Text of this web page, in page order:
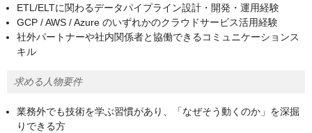
ETL/ELTに関わるデータパイプライン設計・開発・運用経験
GCP / AWS / Azure のいずれかのクラウドサービス活用経験
社外パートナーや社内関係者と協働できるコミュニケーションス
キル
求める人物要件
業務外でも技術を学ぶ習慣があり、「なぜそう動くのか」を深掘
りできる方